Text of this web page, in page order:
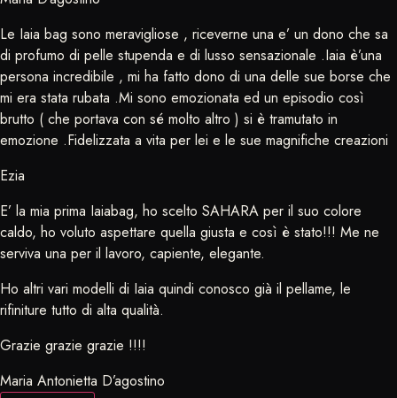
Le Iaia bag sono meravigliose , riceverne una e’ un dono che sa
di profumo di pelle stupenda e di lusso sensazionale .Iaia è’una
persona incredibile , mi ha fatto dono di una delle sue borse che
mi era stata rubata .Mi sono emozionata ed un episodio così
brutto ( che portava con sé molto altro ) si è tramutato in
emozione .Fidelizzata a vita per lei e le sue magnifiche creazioni
Ezia
E’ la mia prima Iaiabag, ho scelto SAHARA per il suo colore
caldo, ho voluto aspettare quella giusta e così è stato!!! Me ne
serviva una per il lavoro, capiente, elegante.
Ho altri vari modelli di Iaia quindi conosco già il pellame, le
rifiniture tutto di alta qualità.
Grazie grazie grazie !!!!
Maria Antonietta D’agostino